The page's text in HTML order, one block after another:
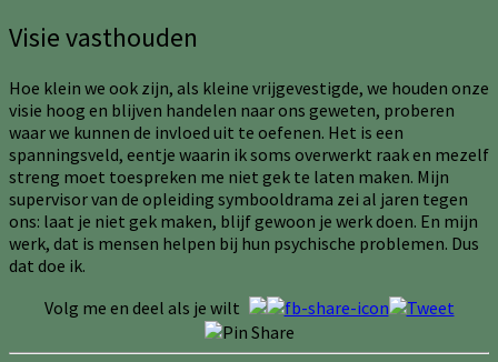
Visie vasthouden
Hoe klein we ook zijn, als kleine vrijgevestigde, we houden onze
visie hoog en blijven handelen naar ons geweten, proberen
waar we kunnen de invloed uit te oefenen. Het is een
spanningsveld, eentje waarin ik soms overwerkt raak en mezelf
streng moet toespreken me niet gek te laten maken. Mijn
supervisor van de opleiding symbooldrama zei al jaren tegen
ons: laat je niet gek maken, blijf gewoon je werk doen. En mijn
werk, dat is mensen helpen bij hun psychische problemen. Dus
dat doe ik.
Volg me en deel als je wilt